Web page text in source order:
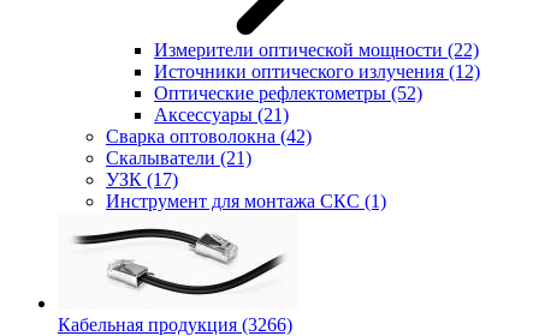
Измерители оптической мощности (22)
Источники оптического излучения (12)
Оптические рефлектометры (52)
Аксессуары (21)
Сварка оптоволокна (42)
Скалыватели (21)
УЗК (17)
Инструмент для монтажа СКС (1)
Кабельная продукция (3266)